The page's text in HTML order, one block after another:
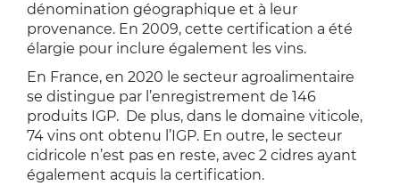
dénomination géographique et à leur
provenance. En 2009, cette certification a été
élargie pour inclure également les vins.
En France, en 2020 le secteur agroalimentaire
se distingue par l’enregistrement de 146
produits IGP. De plus, dans le domaine viticole,
74 vins ont obtenu l’IGP. En outre, le secteur
cidricole n’est pas en reste, avec 2 cidres ayant
également acquis la certification.